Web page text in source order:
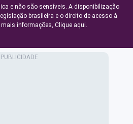
e não são sensíveis. A disponibilização
brasileira e o direito de acesso à
informações, Clique aqui.